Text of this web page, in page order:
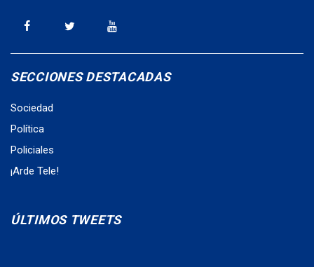
SECCIONES DESTACADAS
Sociedad
Política
Policiales
¡Arde Tele!
ÚLTIMOS TWEETS